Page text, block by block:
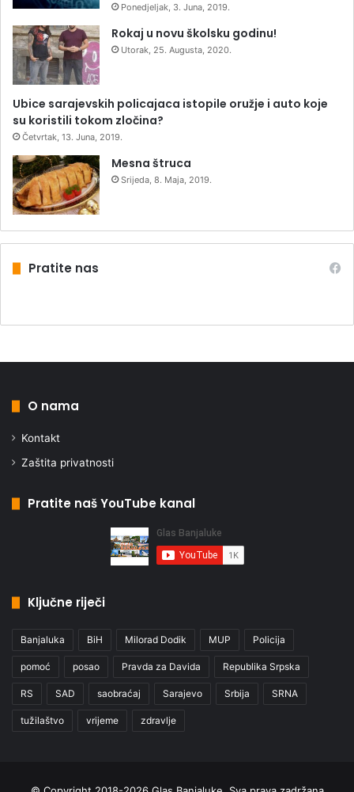
Ponedjeljak, 3. Juna, 2019.
Rokaj u novu školsku godinu!
Utorak, 25. Augusta, 2020.
Ubice sarajevskih policajaca istopile oružje i auto koje
su koristili tokom zločina?
Četvrtak, 13. Juna, 2019.
Mesna štruca
Srijeda, 8. Maja, 2019.
Pratite nas
O nama
Kontakt
Zaštita privatnosti
Pratite naš YouTube kanal
Ključne riječi
Banjaluka BiH Milorad Dodik MUP Policija
pomoć posao Pravda za Davida Republika Srpska
RS SAD saobraćaj Sarajevo Srbija SRNA
tužilaštvo vrijeme zdravlje